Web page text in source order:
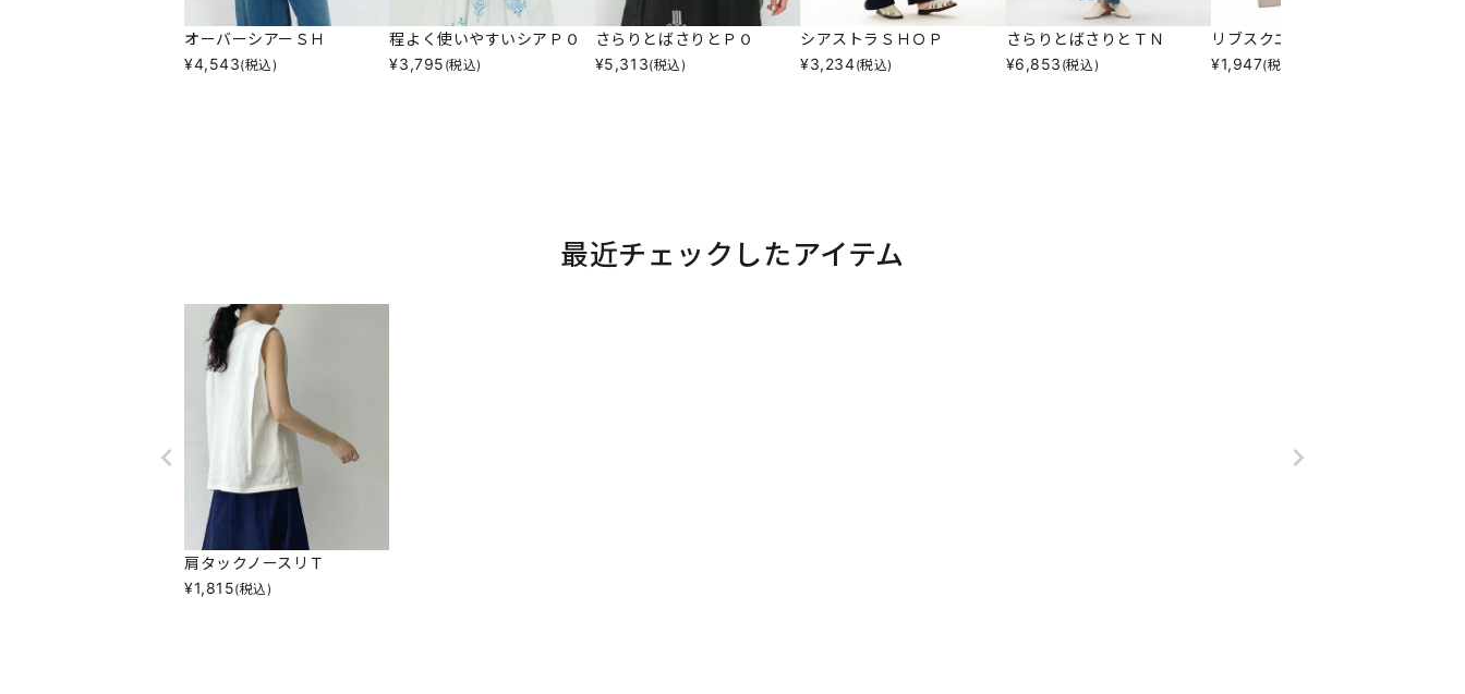
オーバーシアーＳＨ
¥4,543(税込)
程よく使いやすいシアＰＯ
¥3,795 (税込)
さらりとばさりとＰＯ
¥5,313(税込)
シアストラＳＨＯＰ
¥3,234(税込)
さらりとばさりとＴＮ
¥6,853 (税込)
リブスクエアニットＰＯ
¥1,947(税込)
最近チェックしたアイテム
肩タックノースリＴ
¥1,815(税込)